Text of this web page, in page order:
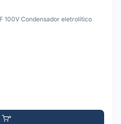
100V Condensador eletrolítico